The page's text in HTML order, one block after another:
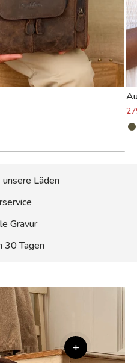
Läden
Gravur
30 Tagen
+